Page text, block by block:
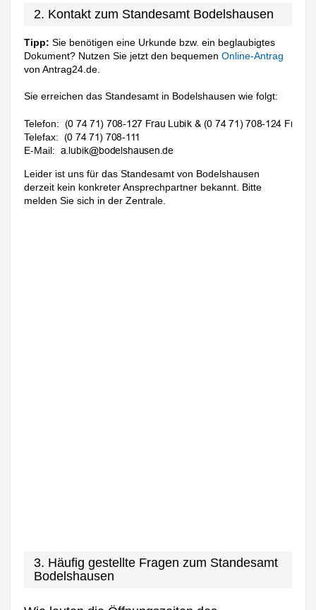
2. Kontakt zum Standesamt Bodelshausen
Tipp: Sie benötigen eine Urkunde bzw. ein beglaubigtes
Dokument? Nutzen Sie jetzt den bequemenOnline-Antrag
von Antrag24.de.
Sie erreichen das Standesamt in Bodelshausen wie folgt:
Telefon:
Telefax:
E-Mail:
Leider ist uns für das Standesamt von Bodelshausen
derzeit kein konkreter Ansprechpartner bekannt. Bitte
melden Sie sich in der Zentrale.
3. Häufig gestellte Fragen zum Standesamt
Bodelshausen